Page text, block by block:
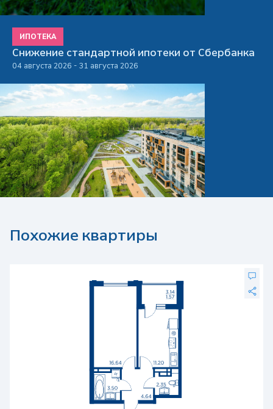
ИПОТЕКА
Снижение стандартной ипотеки от Сбербанка
04 августа 2026 - 31 августа 2026
Похожие квартиры